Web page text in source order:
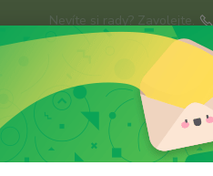
Nevíte si rady? Zavolejte.